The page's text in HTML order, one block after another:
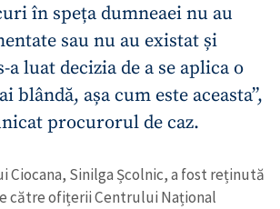
în speța dumneaei nu au
sau nu au existat și
a luat decizia de a se aplica o
blândă, așa cum este aceasta”,
procurorul de caz.
Ciocana, Sinilga Școlnic, a fost reținută
către ofițerii Centrului Național